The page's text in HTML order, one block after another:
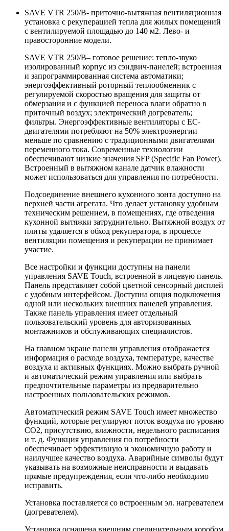
SAVE VTR 250/B- приточно-вытяжная вентиляционная
установка с рекуперацией тепла для жилых помещений
с вентилируемой площадью до 140 м2. Лево- и
правосторонние модели.
SAVE VTR 250/B– готовое решение: тепло-звуко
изолированный корпус из сэндвич-панелей; встроенная
и запрограммированная система автоматики;
энергоэффективный роторный теплообменник с
регулируемой скоростью вращения для защиты от
обмерзания и с функцией переноса влаги обратно в
приточный воздух; электрический догреватель;
фильтры. Энергоэффективные вентиляторы с EC-
двигателями потребляют на 50% электроэнергии
меньше по сравнению с традиционными двигателями
переменного тока. Современные технологии
обеспечивают низкие значения SFP (Specific Fan Power).
Встроенный в вытяжном канале датчик влажности
может использоваться для управления по потребности.
Подсоединение внешнего кухонного зонта доступно на
верхней части агрегата. Что делает установку удобным
техническим решением, в помещениях, где отведения
кухонной вытяжки затруднительно. Вытяжной воздух от
плиты удаляется в обход рекуператора, в процессе
вентиляции помещения и рекуперации не принимает
участие.
Все настройки и функции доступны на панели
управления SAVE Touch, встроенной в лицевую панель.
Панель представляет собой цветной сенсорный дисплей
с удобным интерфейсом. Доступна опция подключения
одной или нескольких внешних панелей управления.
Также панель управления имеет отдельный
пользовательский уровень для авторизованных
монтажников и обслуживающих специалистов.
На главном экране панели управления отображается
информация о расходе воздуха, температуре, качестве
воздуха и активных функциях. Можно выбрать ручной
и автоматический режим управления или выбрать
предпочтительные параметры из предварительно
настроенных пользовательских режимов.
Автоматический режим SAVE Touch имеет множество
функций, которые регулируют поток воздуха по уровню
СО2, присутствию, влажности, недельного расписания
и т. д. Функция управления по потребности
обеспечивает эффективную и экономичную работу и
наилучшее качество воздуха. Аварийные символы будут
указывать на возможные неисправности и выдавать
прямые предупреждения, если что-либо необходимо
исправить.
Установка поставляется со встроенным эл. нагревателем
(догревателем).
Установка оснащена внешним соединительным коробом